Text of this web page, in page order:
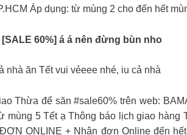
Áp dụng: từ mùng 2 cho đến hết
60%] á á nên đừng bùn nho
nhà ăn Tết vui vẻeee nhé, iu cả nhà
Thừa để săn #sale60% trên web:
5 Tết ạ Thông báo lịch giao
ONLINE + Nhận đơn Online đến